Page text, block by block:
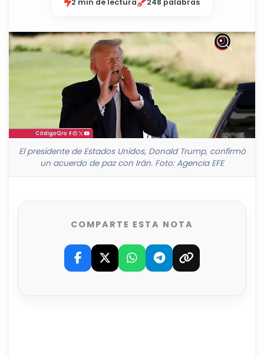
2 min de lectura 248 palabras
El presidente de Estados Unidos, Donald Trump, confirmó
un acuerdo de paz con Irán. Foto: Agencia EFE
COMPARTE ESTA NOTA